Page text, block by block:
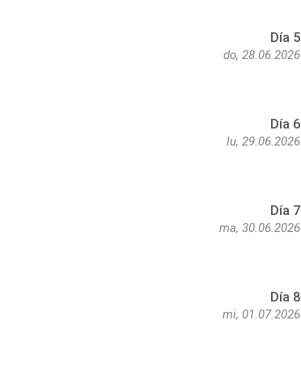
Día 5
do, 28.06.2026
Día 6
lu, 29.06.2026
Día 7
ma, 30.06.2026
Día 8
mi, 01.07.2026